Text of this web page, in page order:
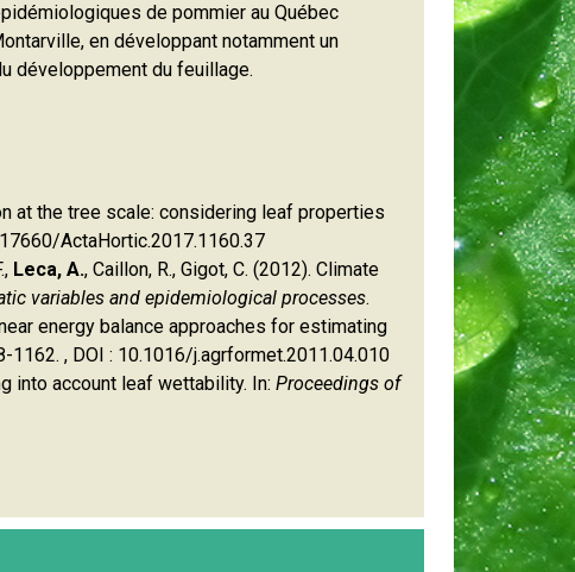
de pommier au Québec
en développant notamment un
développement du feuillage.
at the tree scale: considering leaf properties
ActaHortic.2017.1160.37
Leca, A., Caillon, R., Gigot, C. (2012). Climate
variables and epidemiological processes.
energy balance approaches for estimating
1162. , DOI : 10.1016/j.agrformet.2011.04.010
into account leaf wettability. In: Proceedings of